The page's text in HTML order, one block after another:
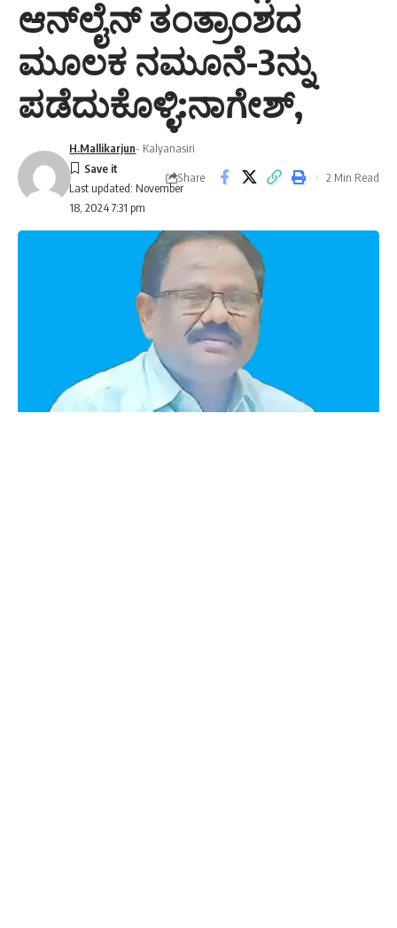
ಆನ್‌ಲೈನ್ ತಂತ್ರಾಂಶದ
ಮೂಲಕ ನಮೂನೆ-3ನ್ನು
ಪಡೆದುಕೊಳ್ಳಿ:ನಾಗೇಶ್,
Last updated: November
18, 2024 7:31 pm
H.Mallikarjun- Kalyanasiri
Share 2 Min Read